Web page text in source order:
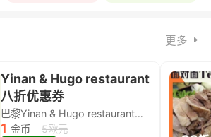
更多
Yinan & Hugo restaurant
八折优惠券
巴黎Yinan & Hugo restaurant除简餐类全场8折
1 金币
5欧元